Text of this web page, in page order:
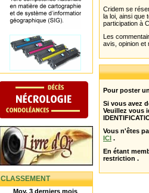
CLASSEMENT
Moy. 3 derniers mois
Cridem se
la loi, ainsi que
participation à
Les
avis, opinion et
Pour poster
Si vous avez
Veuillez vous
Vous n'êtes
ICI .
En étant
restriction .